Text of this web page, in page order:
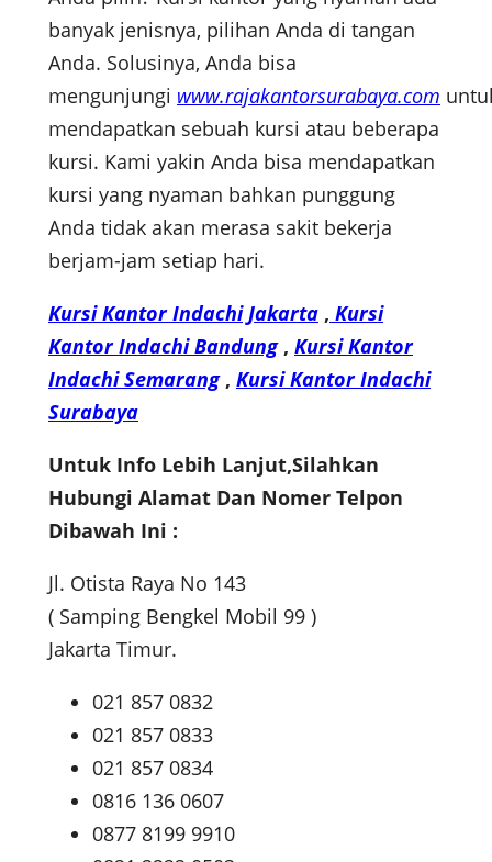
banyak jenisnya, pilihan Anda di tangan
Anda. Solusinya, Anda bisa
mengunjungi www.rajakantorsurabaya.com
mendapatkan sebuah kursi atau beberapa
kursi. Kami yakin Anda bisa mendapatkan
kursi yang nyaman bahkan punggung
Anda tidak akan merasa sakit bekerja
berjam-jam setiap hari.
Kursi Kantor Indachi Jakarta , Kursi
Kantor Indachi Bandung, Kursi Kantor
Indachi Semarang, Kursi Kantor Indachi
Surabaya
Untuk Info Lebih Lanjut,Silahkan
Hubungi Alamat Dan Nomer Telpon
Dibawah Ini :
Jl. Otista Raya No 143
( Samping Bengkel Mobil 99 )
Jakarta Timur.
021 857 0832
021 857 0833
021 857 0834
0816 136 0607
0877 8199 9910